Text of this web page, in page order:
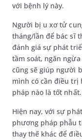
với bệnh lý này.
Người bị u xơ tử
tháng/lần để bác sĩ
đánh giá sự phát
tầm soát, ngăn
cũng sẽ giúp người
mình có cần điều trị
pháp nào là tốt nhất.
Hiện nay, với sự
phương pháp phẫu
thay thế khác để